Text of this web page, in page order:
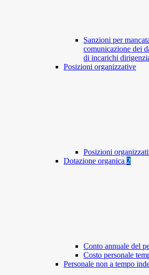
Sanzioni per
comunicazione dei
di incarichi
Posizioni organizzative
Posizioni
Dotazione organica 2
Conto annuale del
Costo personale
Personale non a tempo